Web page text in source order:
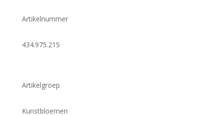
Artikelnummer
434.975.215
Artikelgroep
Kunstbloemen